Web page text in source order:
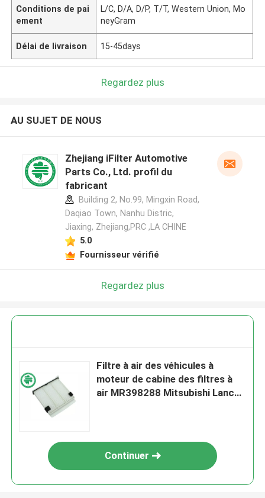
Conditions de pai
ement
L/C, D/A, D/P, T/T, Western Union, Mo
neyGram
Délai de livraison 15-45days
Regardez plus
AU SUJET DE NOUS
Zhejiang iFilter Automotive
Parts Co., Ltd. profil du
fabricant
Building 2, No.99, Mingxin Road,
Daqiao Town, Nanhu Distric,
Jiaxing, Zhejiang,PRC ,LA CHINE
5.0
Fournisseur vérifié
Regardez plus
Filtre à air des véhicules à
moteur de cabine des filtres à
air MR398288 Mitsubishi Lancer
Continuer